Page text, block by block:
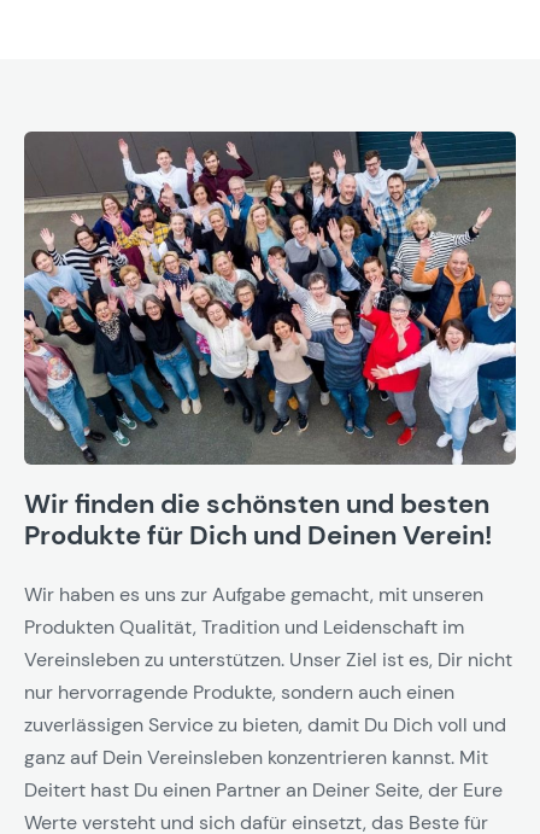
Wir finden die schönsten und besten
Produkte für Dich und Deinen Verein!
Wir haben es uns zur Aufgabe gemacht, mit unseren
Produkten Qualität, Tradition und Leidenschaft im
Vereinsleben zu unterstützen. Unser Ziel ist es, Dir nicht
nur hervorragende Produkte, sondern auch einen
zuverlässigen Service zu bieten, damit Du Dich voll und
ganz auf Dein Vereinsleben konzentrieren kannst. Mit
Deitert hast Du einen Partner an Deiner Seite, der Eure
Werte versteht und sich dafür einsetzt, das Beste für